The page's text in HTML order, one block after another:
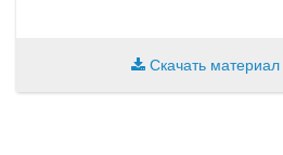
Скачать материал